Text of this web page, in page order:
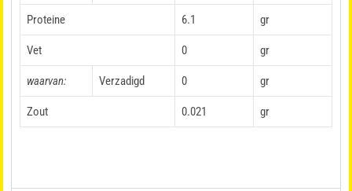
Proteine 6.1 gr
Vet 0 gr
waarvan: Verzadigd 0 gr
Zout 0.021 gr